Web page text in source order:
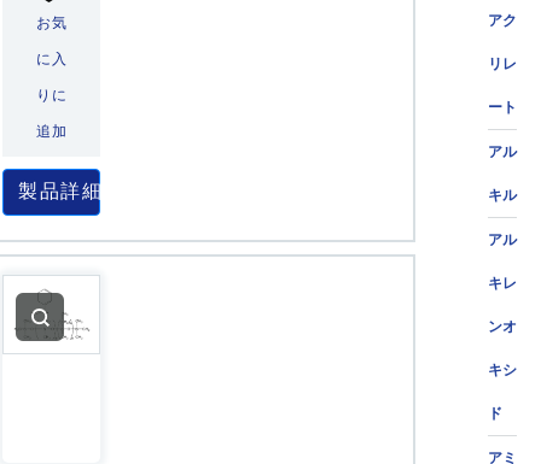
アク
リレ
ート
アル
キル
アル
キレ
ンオ
キシ
ド
アミ
お気
に入
りに
追加
製品詳細